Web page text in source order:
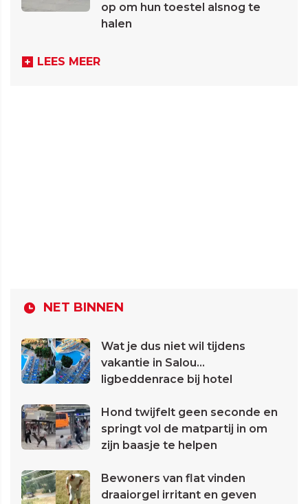
op om hun toestel alsnog te
halen
LEES MEER
NET BINNEN
Wat je dus niet wil tijdens
vakantie in Salou...
ligbeddenrace bij hotel
Hond twijfelt geen seconde en
springt vol de matpartij in om
zijn baasje te helpen
Bewoners van flat vinden
draaiorgel irritant en geven